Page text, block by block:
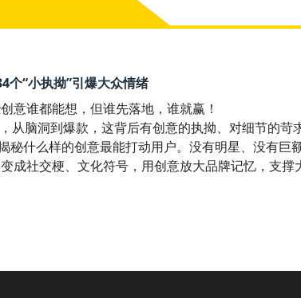
个“小执拗”引爆大众情绪
意谁都能想，但谁先落地，谁就赢！
从脑洞到爆款，这背后有创意的执拗、对细节的苛
秘什么样的创意最能打动用户。没有明星、没有巨
成社交梗、文化符号，用创意放大品牌记忆，支撑